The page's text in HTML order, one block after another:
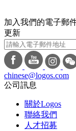
加入我們的電子郵
更新
chinese@logos.com
公司訊息
關於Logos
聯絡我們
人才招募